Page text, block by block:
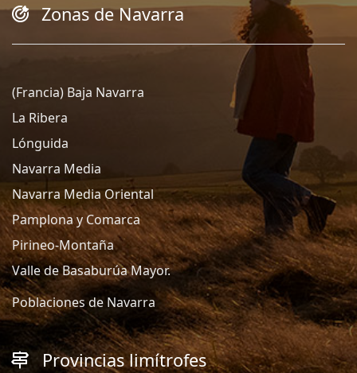
Zonas de Navarra
(Francia) Baja Navarra
La Ribera
Lónguida
Navarra Media
Navarra Media Oriental
Pamplona y Comarca
Pirineo-Montaña
Valle de Basaburúa Mayor.
Poblaciones de Navarra
Provincias limítrofes